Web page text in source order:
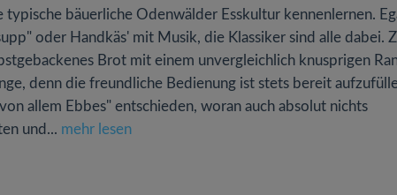
typische bäuerliche Odenwälder Esskultur kennenlernen.
oder Handkäs' mit Musik, die Klassiker sind alle dabei.
Brot mit einem unvergleichlich knusprigen
denn die freundliche Bedienung ist stets bereit
allem Ebbes" entschieden, woran auch absolut nichts
und... mehr lesen